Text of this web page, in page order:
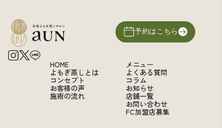
HOME
よもぎ蒸しとは
コンセプト
お客様の声
施術の流れ
メニュー
よくある質問
コラム
お知らせ
店舗一覧
お問い合わせ
FC加盟店募集
予約はこちら